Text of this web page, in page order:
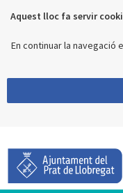
Aquest lloc fa servir
En continuar la navegació